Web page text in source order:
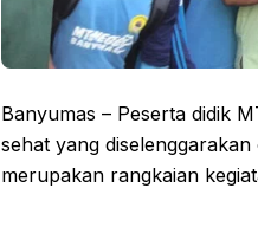
Banyumas – Peserta didik
sehat yang
merupakan rangkaian